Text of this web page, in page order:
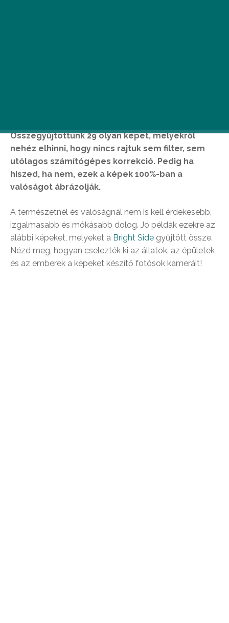
Összegyűjtöttünk 29 olyan képet, melyekről
nehéz elhinni, hogy nincs rajtuk sem filter, sem
utólagos számítógépes korrekció. Pedig ha
hiszed, ha nem, ezek a képek 100%-ban a
valóságot ábrázolják.
A természetnél és valóságnál nem is kell érdekesebb,
izgalmasabb és mókásabb dolog. Jó példák ezekre az
alábbi képeket, melyeket a Bright Side gyűjtött össze.
Nézd meg, hogyan cselezték ki az állatok, az épületek
és az emberek a képeket készítő fotósok kameráit!